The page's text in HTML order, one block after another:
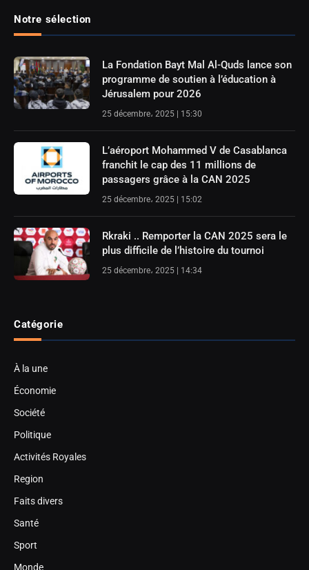
Notre sélection
La Fondation Bayt Mal Al-Quds lance son
programme de soutien à l’éducation à
Jérusalem pour 2026
25 décembre، 2025 | 15:30
L’aéroport Mohammed V de Casablanca
franchit le cap des 11 millions de
passagers grâce à la CAN 2025
25 décembre، 2025 | 15:02
Rkraki .. Remporter la CAN 2025 sera le
plus difficile de l’histoire du tournoi
25 décembre، 2025 | 14:34
Catégorie
À la une
Économie
Société
Politique
Activités Royales
Region
Faits divers
Santé
Sport
Monde